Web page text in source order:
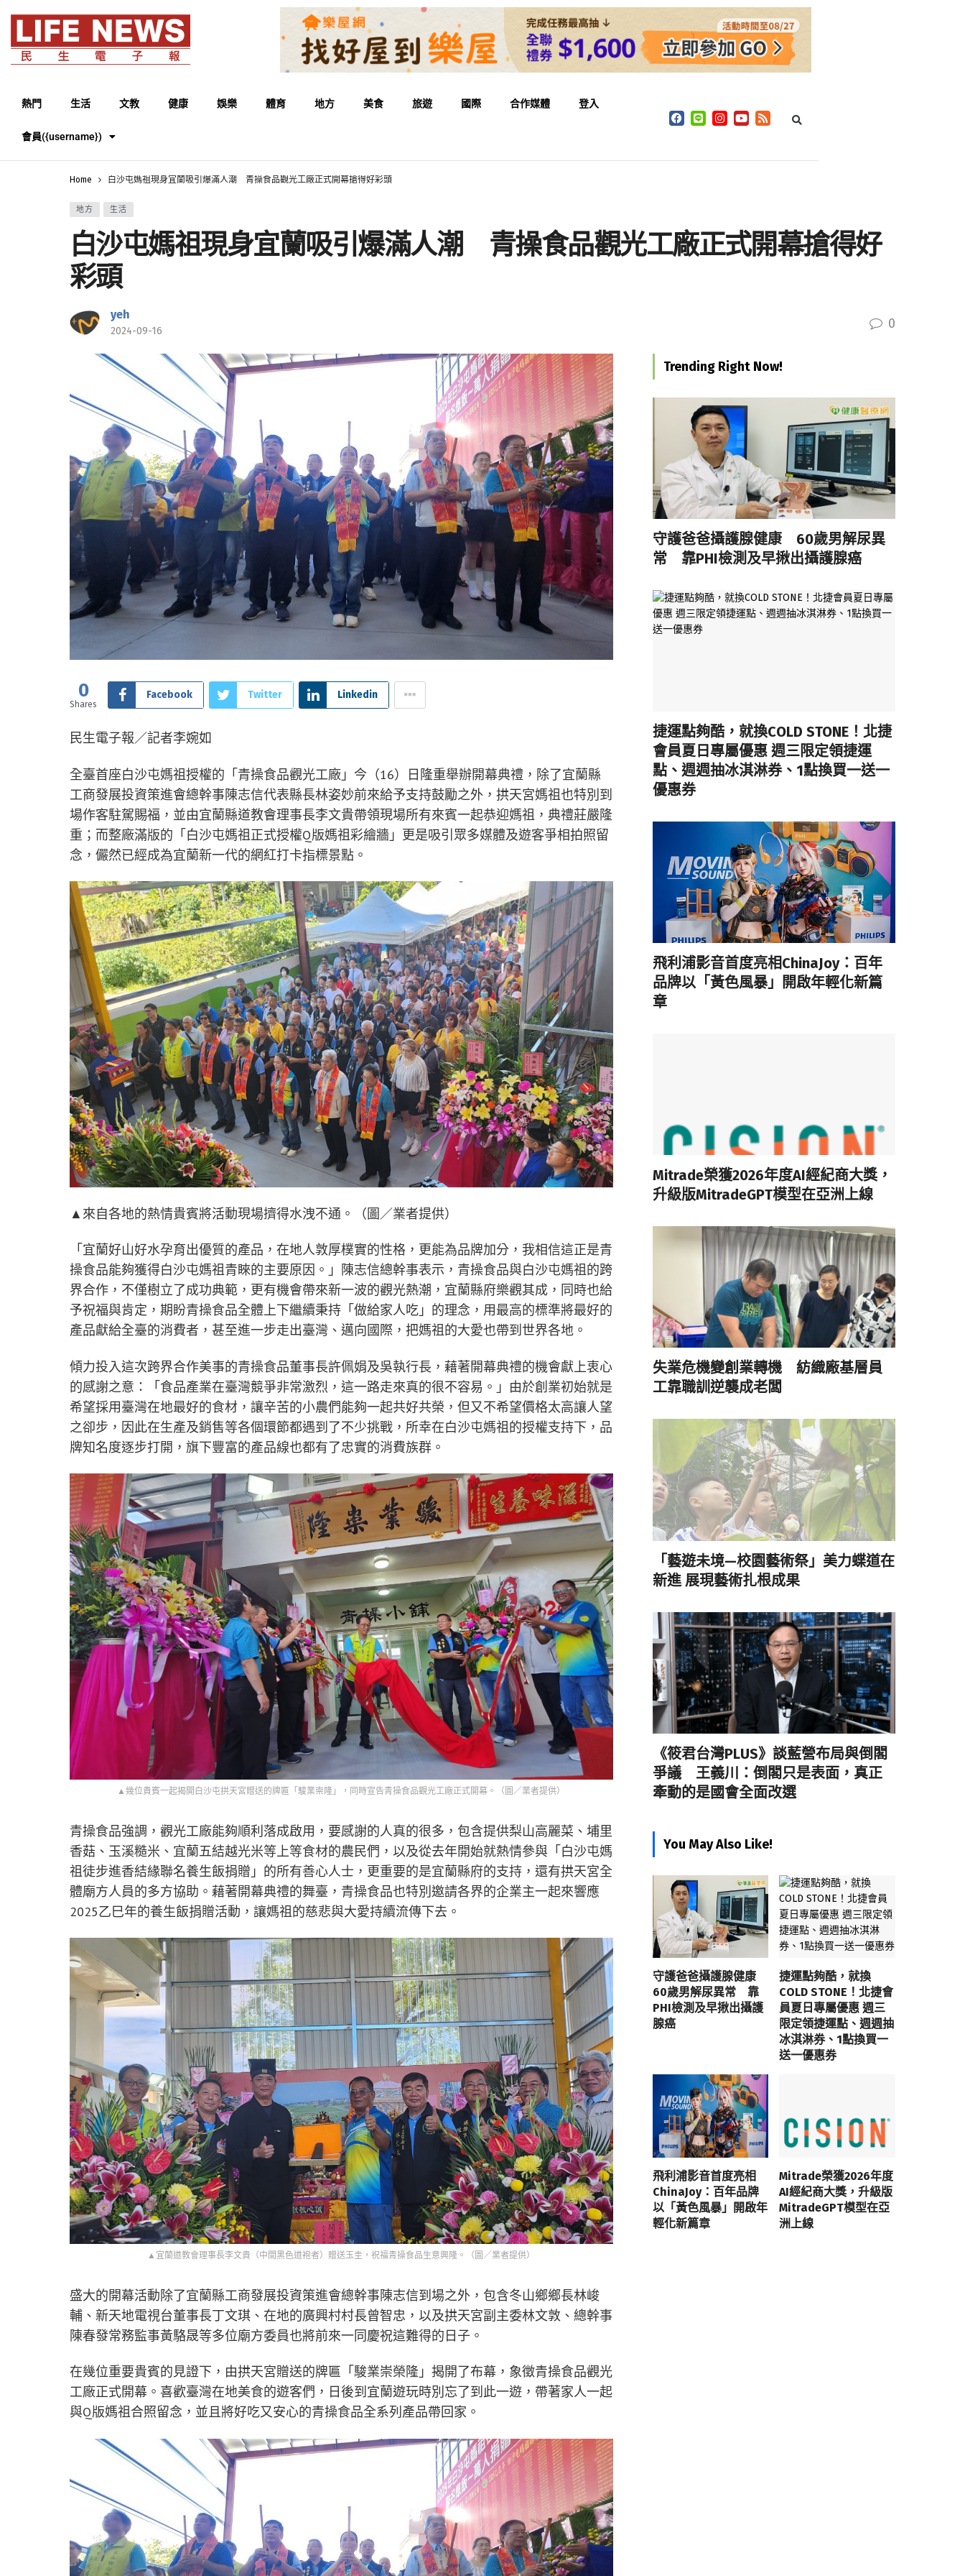
熱門 生活 文教 健康 娛樂 體育 地方 美食 旅遊 國際 合作媒體 登入
會員({username})
Home 白沙屯媽祖現身宜蘭吸引爆滿人潮 青操食品觀光工廠正式開幕搶得好彩頭
地方 生活
白沙屯媽祖現身宜蘭吸引爆滿人潮 青操食品觀光工廠正式開幕搶得好
彩頭
yeh
2024-09-16 0
0
Shares
Facebook Twitter Linkedin
民生電子報／記者李婉如
全臺首座白沙屯媽祖授權的「青操食品觀光工廠」今（16）日隆重舉辦開幕典禮，除了宜蘭縣
工商發展投資策進會總幹事陳志信代表縣長林姿妙前來給予支持鼓勵之外，拱天宮媽祖也特別到
場作客駐駕賜福，並由宜蘭縣道教會理事長李文貴帶領現場所有來賓一起恭迎媽祖，典禮莊嚴隆
重；而整廠滿版的「白沙屯媽祖正式授權Q版媽祖彩繪牆」更是吸引眾多媒體及遊客爭相拍照留
念，儼然已經成為宜蘭新一代的網紅打卡指標景點。
▲來自各地的熱情貴賓將活動現場擠得水洩不通。（圖／業者提供）
「宜蘭好山好水孕育出優質的產品，在地人敦厚樸實的性格，更能為品牌加分，我相信這正是青
操食品能夠獲得白沙屯媽祖青睞的主要原因。」陳志信總幹事表示，青操食品與白沙屯媽祖的跨
界合作，不僅樹立了成功典範，更有機會帶來新一波的觀光熱潮，宜蘭縣府樂觀其成，同時也給
予祝福與肯定，期盼青操食品全體上下繼續秉持「做給家人吃」的理念，用最高的標準將最好的
產品獻給全臺的消費者，甚至進一步走出臺灣、邁向國際，把媽祖的大愛也帶到世界各地。
傾力投入這次跨界合作美事的青操食品董事長許佩娟及吳執行長，藉著開幕典禮的機會獻上衷心
的感謝之意：「食品產業在臺灣競爭非常激烈，這一路走來真的很不容易。」由於創業初始就是
希望採用臺灣在地最好的食材，讓辛苦的小農們能夠一起共好共榮，但又不希望價格太高讓人望
之卻步，因此在生產及銷售等各個環節都遇到了不少挑戰，所幸在白沙屯媽祖的授權支持下，品
牌知名度逐步打開，旗下豐富的產品線也都有了忠實的消費族群。
▲幾位貴賓一起揭開白沙屯拱天宮贈送的牌匾「駿業崇隆」，同時宣告青操食品觀光工廠正式開幕。（圖／業者提供）
青操食品強調，觀光工廠能夠順利落成啟用，要感謝的人真的很多，包含提供梨山高麗菜、埔里
香菇、玉溪糙米、宜蘭五結越光米等上等食材的農民們，以及從去年開始就熱情參與「白沙屯媽
祖徒步進香結緣聯名養生飯捐贈」的所有善心人士，更重要的是宜蘭縣府的支持，還有拱天宮全
體廟方人員的多方協助。藉著開幕典禮的舞臺，青操食品也特別邀請各界的企業主一起來響應
2025乙巳年的養生飯捐贈活動，讓媽祖的慈悲與大愛持續流傳下去。
▲宜蘭道教會理事長李文貴（中間黑色道袍者）贈送玉圭，祝福青操食品生意興隆。（圖／業者提供）
盛大的開幕活動除了宜蘭縣工商發展投資策進會總幹事陳志信到場之外，包含冬山鄉鄉長林峻
輔、新天地電視台董事長丁文琪、在地的廣興村村長曾智忠，以及拱天宮副主委林文敦、總幹事
陳春發常務監事黃駱晟等多位廟方委員也將前來一同慶祝這難得的日子。
在幾位重要貴賓的見證下，由拱天宮贈送的牌匾「駿業崇榮隆」揭開了布幕，象徵青操食品觀光
工廠正式開幕。喜歡臺灣在地美食的遊客們，日後到宜蘭遊玩時別忘了到此一遊，帶著家人一起
與Q版媽祖合照留念，並且將好吃又安心的青操食品全系列產品帶回家。
Trending Right Now!
守護爸爸攝護腺健康 60歲男解尿異
常 靠PHI檢測及早揪出攝護腺癌
捷運點夠酷，就換COLD STONE！北捷
會員夏日專屬優惠 週三限定領捷運
點、週週抽冰淇淋券、1點換買一送一
優惠券
飛利浦影音首度亮相ChinaJoy：百年
品牌以「黃色風暴」開啟年輕化新篇
章
Mitrade榮獲2026年度AI經紀商大獎，
升級版MitradeGPT模型在亞洲上線
失業危機變創業轉機 紡織廠基層員
工靠職訓逆襲成老闆
「藝遊未境—校園藝術祭」美力蝶道在
新進 展現藝術扎根成果
《筱君台灣PLUS》談藍營布局與倒閣
爭議 王義川：倒閣只是表面，真正
牽動的是國會全面改選
You May Also Like!
守護爸爸攝護腺健康
60歲男解尿異常 靠
PHI檢測及早揪出攝護
腺癌
捷運點夠酷，就換
COLD STONE！北捷會
員夏日專屬優惠 週三
限定領捷運點、週週抽
冰淇淋券、1點換買一
送一優惠券
飛利浦影音首度亮相
ChinaJoy：百年品牌
以「黃色風暴」開啟年
輕化新篇章
Mitrade榮獲2026年度
AI經紀商大獎，升級版
MitradeGPT模型在亞
洲上線